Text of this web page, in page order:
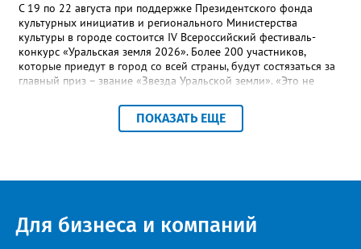
С 19 по 22 августа при поддержке Президентского фонда
культурных инициатив и регионального Министерства
культуры в городе состоится IV Всероссийский фестиваль-
конкурс «Уральская земля 2026». Более 200 участников,
которые приедут в город со всей страны, будут состязаться за
главный приз – звание «Звезда Уральской земли». «Это не
прослушивания участников, мастер-классы от ведущих
наставников, выступления победителей прошлых лет и
Челябинской, Свердловской, Курганской, Оренбургской
идейный вдохновитель, организатор фестиваля, эстрадный
певец, победитель главного патриотического конкурса страны
ПОКАЗАТЬ ЕЩЕ
Для бизнеса и компаний